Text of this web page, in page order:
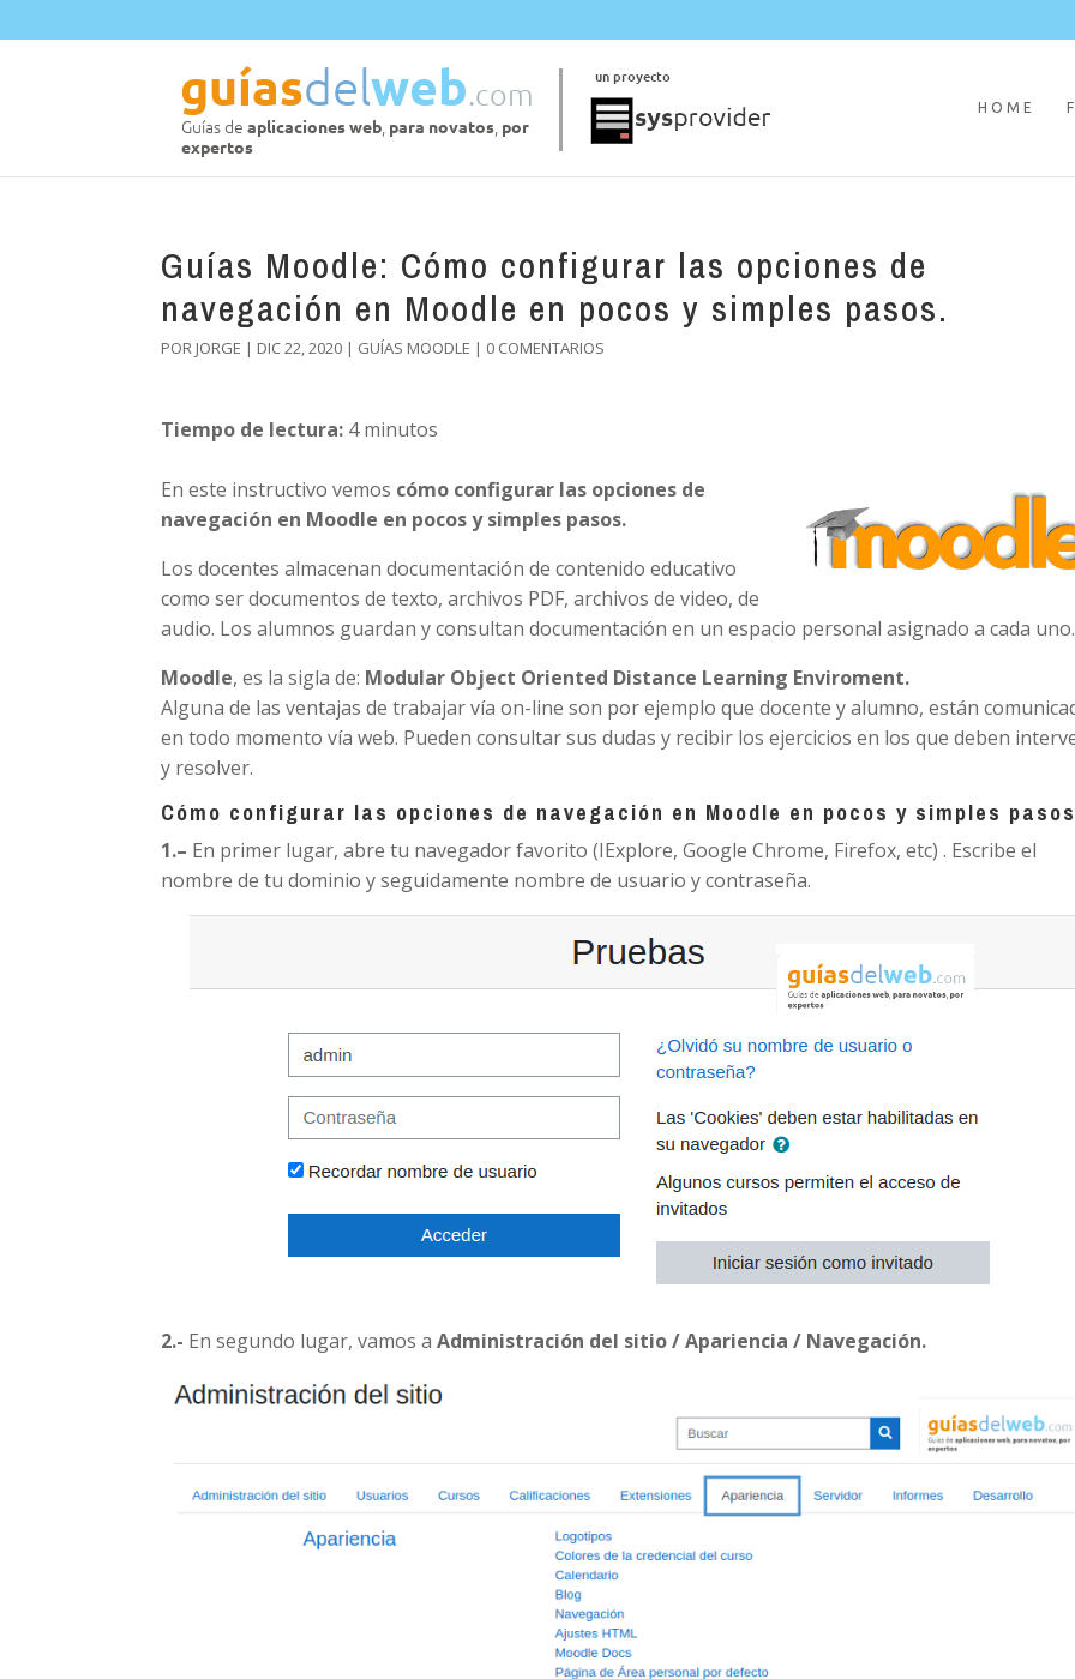
HOME
Guías Moodle: Cómo configurar las opciones de
navegación en Moodle en pocos y simples pasos.
POR JORGE | DIC 22, 2020 | GUÍAS MOODLE | 0 COMENTARIOS
Tiempo de lectura: 4 minutos
En este instructivo vemos cómo configurar las opciones de
navegación en Moodle en pocos y simples pasos.
Los docentes almacenan documentación de contenido educativo
como ser documentos de texto, archivos PDF, archivos de video, de
audio. Los alumnos guardan y consultan documentación en un espacio personal asignado a cada uno.
Moodle, es la sigla de: Modular Object Oriented Distance Learning Enviroment.
Alguna de las ventajas de trabajar vía on-line son por ejemplo que docente y alumno, están
en todo momento vía web. Pueden consultar sus dudas y recibir los ejercicios en los que deben
y resolver.
Cómo configurar las opciones de navegación en Moodle en pocos y simples
1.– En primer lugar, abre tu navegador favorito (IExplore, Google Chrome, Firefox, etc) . Escribe el
nombre de tu dominio y seguidamente nombre de usuario y contraseña.
2.- En segundo lugar, vamos aAdministración del sitio / Apariencia / Navegación.